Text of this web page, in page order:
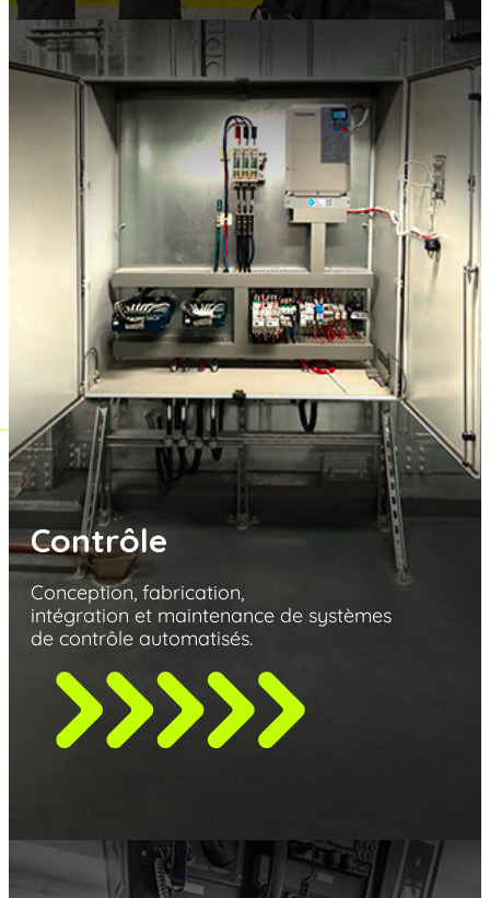
Contrôle
Conception, fabrication,
intégration et maintenance de systèmes
de contrôle automatisés.